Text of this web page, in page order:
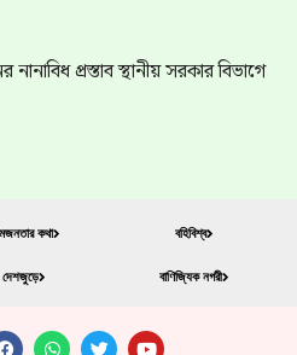
প্রস্তাব স্থানীয় সরকার বিভাগে
কথা
দেশজুড়ে
বহিবিশ্ব
বাণিজ্যিক নগরী